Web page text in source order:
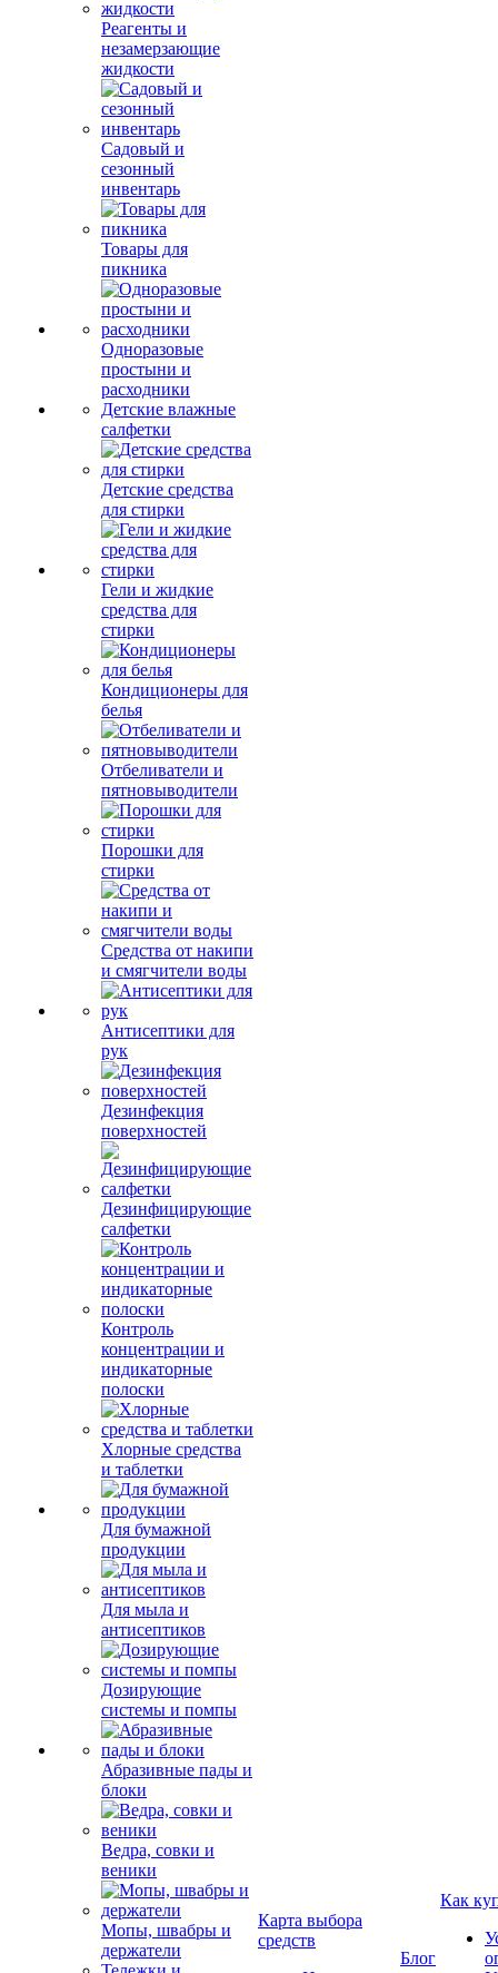
Реагенты и
незамерзающие
жидкости
Садовый и
сезонный
инвентарь
Товары для
пикника
Одноразовые
простыни и
расходники
Детские влажные
салфетки
Детские средства
для стирки
Гели и жидкие
средства для
стирки
Кондиционеры для
белья
Отбеливатели и
пятновыводители
Порошки для
стирки
Средства от накипи
и смягчители воды
Антисептики для
рук
Дезинфекция
поверхностей
Дезинфицирующие
салфетки
Контроль
концентрации и
индикаторные
полоски
Хлорные средства
и таблетки
Для бумажной
продукции
Для мыла и
антисептиков
Дозирующие
системы и помпы
Абразивные пады и
блоки
Ведра, совки и
веники
Мопы, швабры и
держатели
Карта выбора
средств
Блог
Как